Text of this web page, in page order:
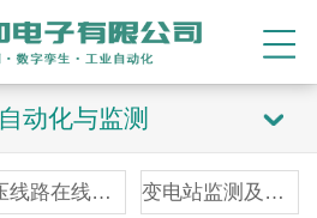
动化与监测
高压线路在线监测 变电站监测及辅控